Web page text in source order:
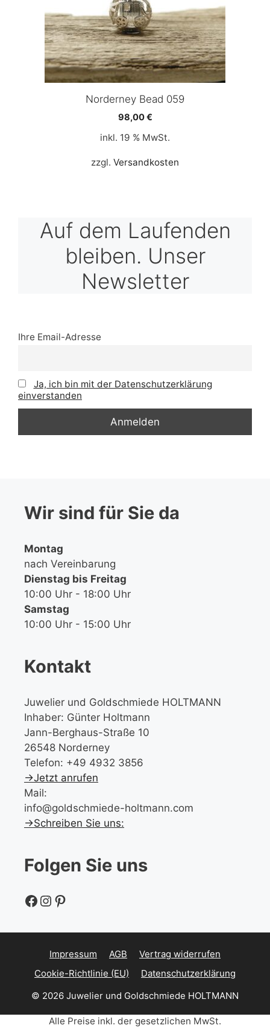
Norderney Bead 059
98,00€
inkl. 19 % MwSt.
zzgl. Versandkosten
Auf dem Laufenden
bleiben. Unser
Newsletter
Ihre Email-Adresse
Ja, ich bin mit der Datenschutzerklärung
einverstanden
Wir sind für Sie da
Montag
nach Vereinbarung
Dienstag bis Freitag
10:00 Uhr - 18:00 Uhr
Samstag
10:00 Uhr - 15:00 Uhr
Kontakt
Juwelier und Goldschmiede HOLTMANN
Inhaber: Günter Holtmann
Jann-Berghaus-Straße 10
26548 Norderney
Telefon: +49 4932 3856
→Jetzt anrufen
Mail:
info@goldschmiede-holtmann.com
→Schreiben Sie uns:
Folgen Sie uns
Facebook
Instagram
Pinterest
Impressum AGB
Vertrag widerrufen
Cookie-Richtlinie (EU)
Datenschutzerklärung
© 2026 Juwelier und Goldschmiede HOLTMANN
Alle Preise inkl. der gesetzlichen MwSt.